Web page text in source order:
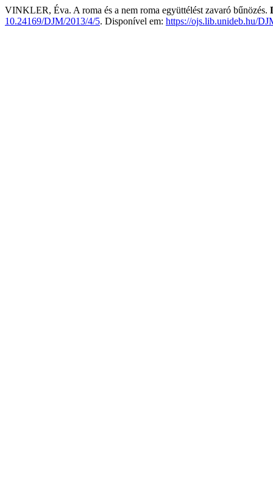
VINKLER, Éva. A roma és a nem roma együttélést zavaró bűnözés.
10.24169/DJM/2013/4/5. Disponível em: https://ojs.lib.unideb.hu/